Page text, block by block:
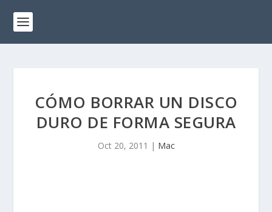
CÓMO BORRAR UN DISCO
DURO DE FORMA SEGURA
Oct 20, 2011 | Mac